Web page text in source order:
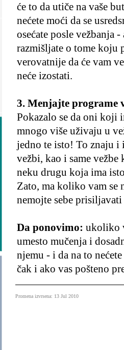
će to da utiče na vaše
nećete moći da se
osećate posle vežbanja
razmišljate o tome koju
verovatnije da će vam
neće izostati.
3. Menjajte programe
Pokazalo se da oni koji
mnogo više uživaju u
jedno te isto! To znaju i
vežbi, kao i same vežbe
neku drugu koja ima
Zato, ma koliko vam se
nemojte sebe
Da ponovimo: ukoliko
umesto mučenja i
njemu - i da na to
čak i ako vas pošteno
Promena izvrsena: 13 Jul 2010